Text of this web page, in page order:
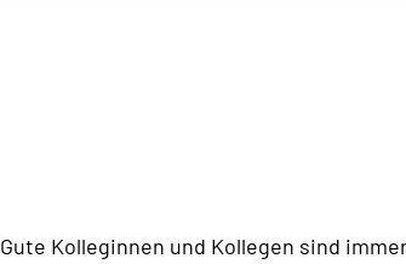
Gute Kolleginnen und Kollegen sind